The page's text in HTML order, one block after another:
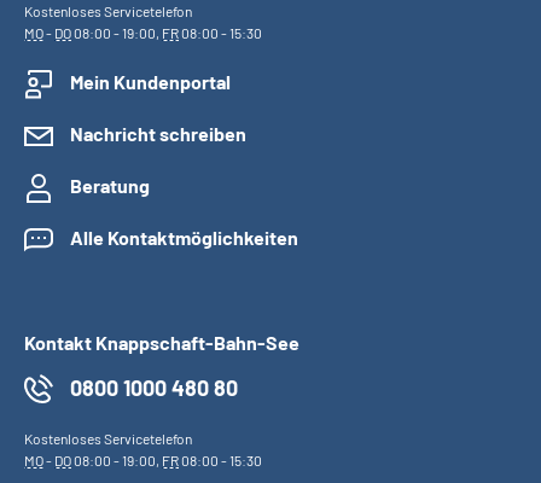
Kostenloses Servicetelefon
MO- DO08:00 - 19:00, FR08:00 - 15:30
Mein Kundenportal
Nachricht schreiben
Beratung
Alle Kontaktmöglichkeiten
Kontakt Knappschaft-Bahn-See
0800 1000 480 80
Kostenloses Servicetelefon
MO- DO08:00 - 19:00, FR08:00 - 15:30